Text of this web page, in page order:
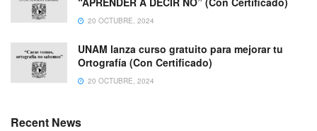
20 OCTUBRE, 2024
UNAM lanza curso gratuito para mejorar tu
Ortografía (Con Certificado)
20 OCTUBRE, 2024
Recent News